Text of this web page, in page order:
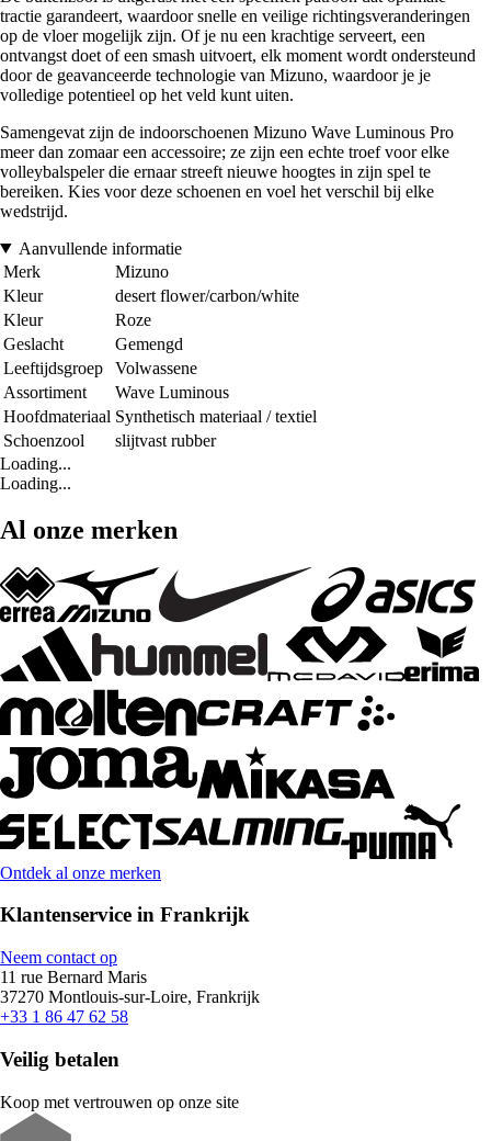
tractie garandeert, waardoor snelle en veilige richtingsveranderingen
op de vloer mogelijk zijn. Of je nu een krachtige serveert, een
ontvangst doet of een smash uitvoert, elk moment wordt ondersteund
door de geavanceerde technologie van Mizuno, waardoor je je
volledige potentieel op het veld kunt uiten.
Samengevat zijn de indoorschoenen Mizuno Wave Luminous Pro
meer dan zomaar een accessoire; ze zijn een echte troef voor elke
volleybalspeler die ernaar streeft nieuwe hoogtes in zijn spel te
bereiken. Kies voor deze schoenen en voel het verschil bij elke
wedstrijd.
Aanvullende informatie
Merk
Mizuno
Kleur
desert flower/carbon/white
Kleur
Roze
Geslacht
Gemengd
Leeftijdsgroep
Volwassene
Assortiment
Wave Luminous
Hoofdmateriaal Synthetisch materiaal / textiel
Schoenzool
slijtvast rubber
Loading...
Loading...
Al onze merken
Ontdek al onze merken
Klantenservice in Frankrijk
Neem contact op
11 rue Bernard Maris
37270 Montlouis-sur-Loire, Frankrijk
+33 1 86 47 62 58
Veilig betalen
Koop met vertrouwen op onze site